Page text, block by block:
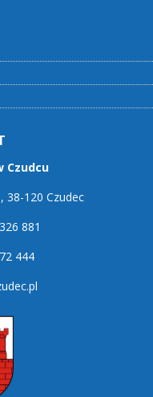
Czudcu
38-120 Czudec
881
444